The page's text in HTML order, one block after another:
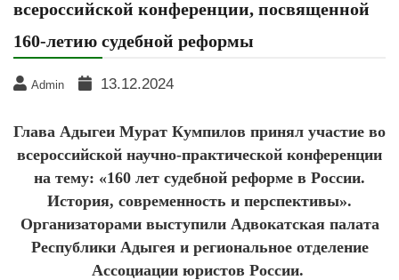
всероссийской конференции, посвященной
160-летию судебной реформы
Admin 13.12.2024
Глава Адыгеи Мурат Кумпилов принял участие во
всероссийской научно-практической конференции
на тему: «160 лет судебной реформе в России.
История, современность и перспективы».
Организаторами выступили Адвокатская палата
Республики Адыгея и региональное отделение
Ассоциации юристов России.